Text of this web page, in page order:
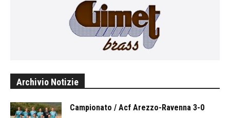
Archivio Notizie
Campionato / Acf Arezzo-Ravenna 3-0